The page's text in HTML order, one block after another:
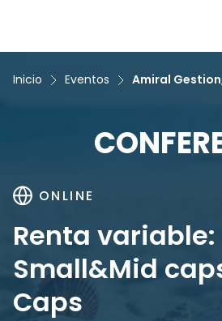
Inicio Eventos Amiral
ONLINE
Renta variable:
Small&Mid
Caps